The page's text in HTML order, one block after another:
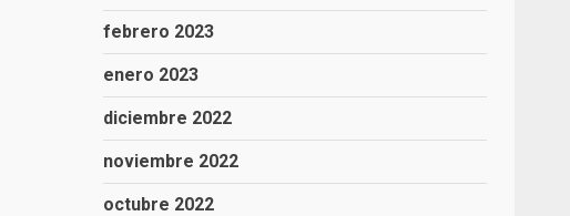
febrero 2023
enero 2023
diciembre 2022
noviembre 2022
octubre 2022